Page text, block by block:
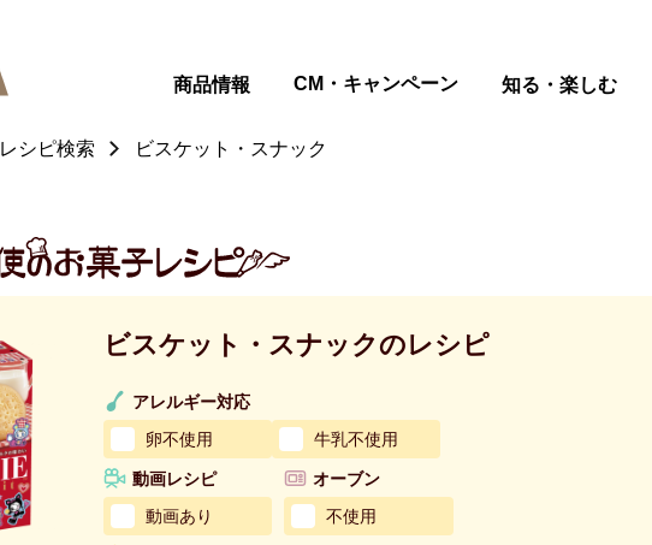
商品情報 CM・キャンペーン 知る・楽しむ
レシピ検索 ビスケット・スナック
ビスケット・スナックのレシピ
アレルギー対応
卵不使用
牛乳不使用
動画レシピ
動画あり
オーブン
不使用